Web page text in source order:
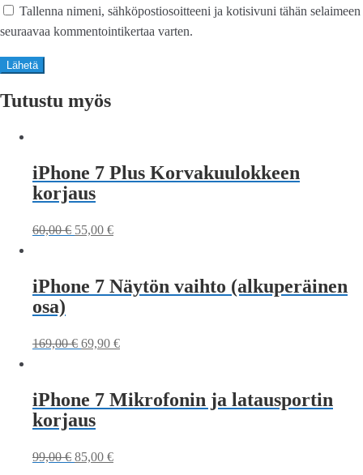
Tallenna nimeni, sähköpostiosoitteeni ja kotisivuni tähän selaimeen
seuraavaa kommentointikertaa varten.
Tutustu myös
iPhone 7 Plus Korvakuulokkeen
korjaus
60,00€ 55,00 €
iPhone 7 Näytön vaihto (alkuperäinen
osa)
169,00€ 69,90 €
iPhone 7 Mikrofonin ja latausportin
korjaus
99,00€ 85,00 €